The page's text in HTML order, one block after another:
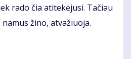
ra­do čia ati­te­kė­ju­si. Ta­čiau
ži­no, at­va­žiuo­ja.